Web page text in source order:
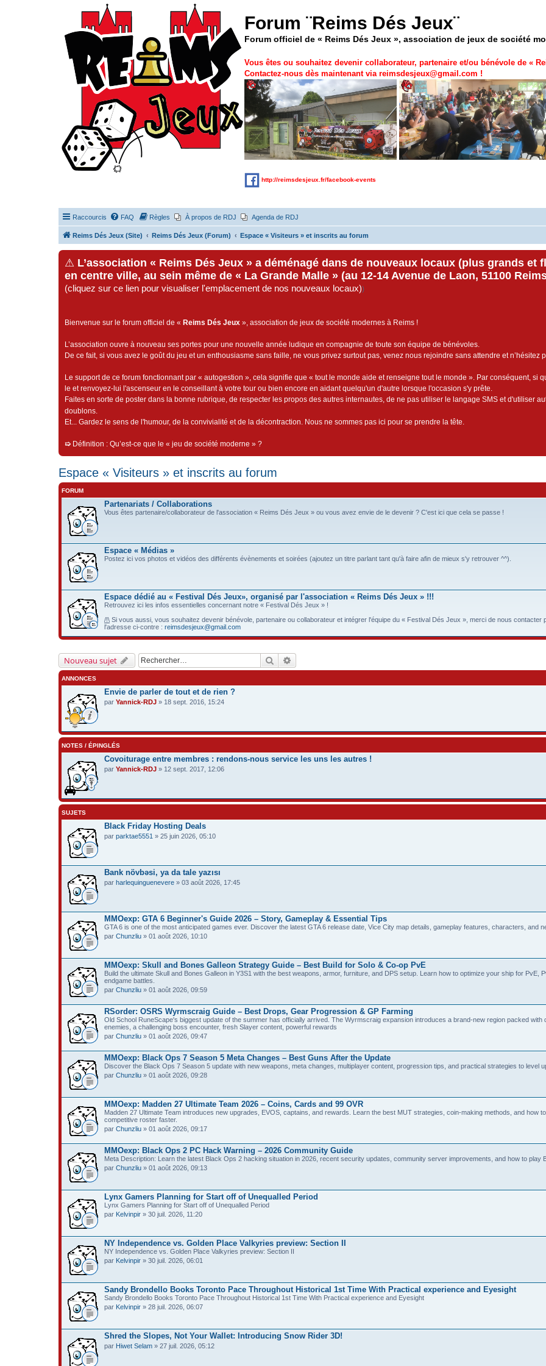
Forum ¨Reims Dés Jeux¨
Forum officiel de « Reims Dés Jeux », association de jeux de société
Vous êtes ou souhaitez devenir collaborateur, partenaire et/ou bénévole de «
Contactez-nous dès maintenant via reimsdesjeux@gmail.com !
http://reimsdesjeux.fr/facebook-events
Raccourcis FAQ Règles À propos de RDJ Agenda de RDJ
Reims Dés Jeux (Site) Reims Dés Jeux (Forum) Espace « Visiteurs » et inscrits au forum
⚠ L’association « Reims Dés Jeux » a déménagé dans de nouveaux locaux (plus grands
en centre ville, au sein même de « La Grande Malle » (au 12-14 Avenue de Laon, 51100
(cliquez sur ce lien pour visualiser l'emplacement de nos nouveaux locaux))
Bienvenue sur le forum officiel de « Reims Dés Jeux », association de jeux de société modernes à Reims !
L’association ouvre à nouveau ses portes pour une nouvelle année ludique en compagnie de toute son équipe de bénévoles.
De ce fait, si vous avez le goût du jeu et un enthousiasme sans faille, ne vous privez surtout pas, venez nous rejoindre sans attendre et n’hésitez
Le support de ce forum fonctionnant par « autogestion », cela signifie que « tout le monde aide et renseigne tout le monde ». Par conséquent, si
le et renvoyez-lui l'ascenseur en le conseillant à votre tour ou bien encore en aidant quelqu'un d'autre lorsque l'occasion s'y prête.
Faites en sorte de poster dans la bonne rubrique, de respecter les propos des autres internautes, de ne pas utiliser le langage SMS et d'utiliser
doublons.
Et... Gardez le sens de l'humour, de la convivialité et de la décontraction. Nous ne sommes pas ici pour se prendre la tête.
➯ Définition : Qu’est-ce que le « jeu de société moderne » ?
Espace « Visiteurs » et inscrits au forum
FORUM
Partenariats / Collaborations
Vous êtes partenaire/collaborateur de l'association « Reims Dés Jeux » ou vous avez envie de le devenir ? C'est ici que cela se passe !
Espace « Médias »
Postez ici vos photos et vidéos des différents évènements et soirées (ajoutez un titre parlant tant qu'à faire afin de mieux s'y retrouver ^^).
Espace dédié au « Festival Dés Jeux», organisé par l'association « Reims Dés Jeux » !!!
Retrouvez ici les infos essentielles concernant notre « Festival Dés Jeux » !
/!\ Si vous aussi, vous souhaitez devenir bénévole, partenaire ou collaborateur et intégrer l'équipe du « Festival Dés Jeux », merci de nous contacter
l'adresse ci-contre : reimsdesjeux@gmail.com
Nouveau sujet Rechercher
ANNONCES
Envie de parler de tout et de rien ?
par Yannick-RDJ » 18 sept. 2016, 15:24
NOTES / ÉPINGLÉS
Covoiturage entre membres : rendons-nous service les uns les autres !
par Yannick-RDJ » 12 sept. 2017, 12:06
SUJETS
Black Friday Hosting Deals
par parktae5551 » 25 juin 2026, 05:10
Bank növbəsi, ya da tale yazısı
par harlequinguenevere » 03 août 2026, 17:45
MMOexp: GTA 6 Beginner's Guide 2026 – Story, Gameplay & Essential Tips
GTA 6 is one of the most anticipated games ever. Discover the latest GTA 6 release date, Vice City map details, gameplay features, characters, and
par Chunzliu » 01 août 2026, 10:10
MMOexp: Skull and Bones Galleon Strategy Guide – Best Build for Solo & Co-op PvE
Build the ultimate Skull and Bones Galleon in Y3S1 with the best weapons, armor, furniture, and DPS setup. Learn how to optimize your ship for PvE,
endgame battles.
par Chunzliu » 01 août 2026, 09:59
RSorder: OSRS Wyrmscraig Guide – Best Drops, Gear Progression & GP Farming
Old School RuneScape's biggest update of the summer has officially arrived. The Wyrmscraig expansion introduces a brand-new region packed with
enemies, a challenging boss encounter, fresh Slayer content, powerful rewards
par Chunzliu » 01 août 2026, 09:47
MMOexp: Black Ops 7 Season 5 Meta Changes – Best Guns After the Update
Discover the Black Ops 7 Season 5 update with new weapons, meta changes, multiplayer content, progression tips, and practical strategies to level
par Chunzliu » 01 août 2026, 09:28
MMOexp: Madden 27 Ultimate Team 2026 – Coins, Cards and 99 OVR
Madden 27 Ultimate Team introduces new upgrades, EVOS, captains, and rewards. Learn the best MUT strategies, coin-making methods, and how
competitive roster faster.
par Chunzliu » 01 août 2026, 09:17
MMOexp: Black Ops 2 PC Hack Warning – 2026 Community Guide
Meta Description: Learn the latest Black Ops 2 hacking situation in 2026, recent security updates, community server improvements, and how to play
par Chunzliu » 01 août 2026, 09:13
Lynx Gamers Planning for Start off of Unequalled Period
Lynx Gamers Planning for Start off of Unequalled Period
par Kelvinpir » 30 juil. 2026, 11:20
NY Independence vs. Golden Place Valkyries preview: Section II
NY Independence vs. Golden Place Valkyries preview: Section II
par Kelvinpir » 30 juil. 2026, 06:01
Sandy Brondello Books Toronto Pace Throughout Historical 1st Time With Practical experience and Eyesight
Sandy Brondello Books Toronto Pace Throughout Historical 1st Time With Practical experience and Eyesight
par Kelvinpir » 28 juil. 2026, 06:07
Shred the Slopes, Not Your Wallet: Introducing Snow Rider 3D!
par Hiwet Selam » 27 juil. 2026, 05:12